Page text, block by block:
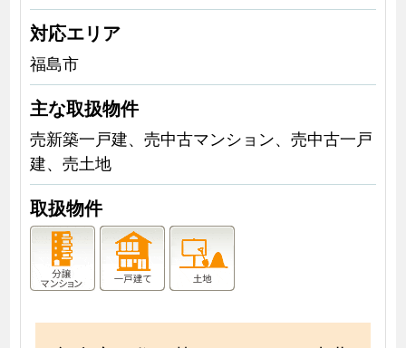
対応エリア
福島市
主な取扱物件
売新築一戸建、売中古マンション、売中古一戸
建、売土地
取扱物件